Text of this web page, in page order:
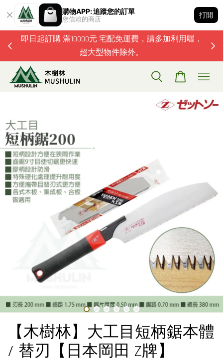
購物APP: 追蹤您的訂單
您信賴的商店
打開
即日起訂購 滿10000元 宅配免運費，請多加利用喔，
超大型物件除外。
【木樹林】大工目短柄鋸本體
/ 替刃【日本岡田 Z牌】